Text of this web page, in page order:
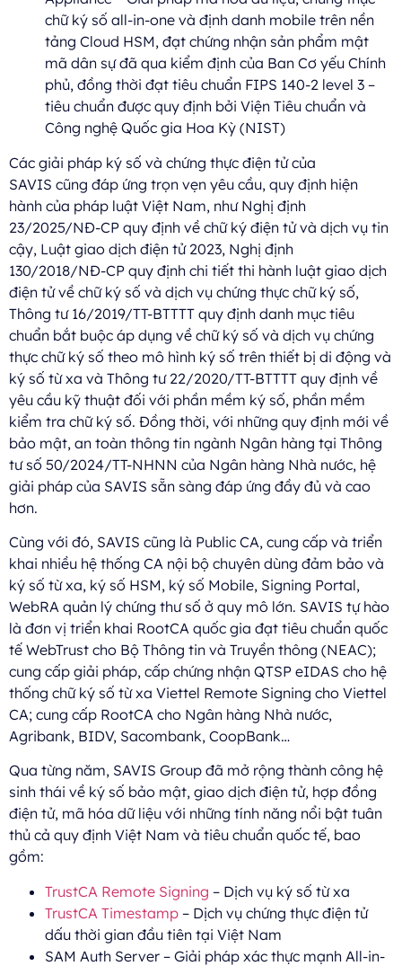
chữ ký số all-in-one và định danh mobile trên nền
tảng Cloud HSM, đạt chứng nhận sản phẩm mật
mã dân sự đã qua kiểm định của Ban Cơ yếu Chính
phủ, đồng thời đạt tiêu chuẩn FIPS 140-2 level 3 –
tiêu chuẩn được quy định bởi Viện Tiêu chuẩn và
Công nghệ Quốc gia Hoa Kỳ (NIST)
Các giải pháp ký số và chứng thực điện tử của
SAVIS cũng đáp ứng trọn vẹn yêu cầu, quy định hiện
hành của pháp luật Việt Nam, như Nghị định
23/2025/NĐ-CP quy định về chữ ký điện tử và dịch vụ tin
cậy, Luật giao dịch điện tử 2023, Nghị định
130/2018/NĐ-CP quy định chi tiết thi hành luật giao dịch
điện tử về chữ ký số và dịch vụ chứng thực chữ ký số,
Thông tư 16/2019/TT-BTTTT quy định danh mục tiêu
chuẩn bắt buộc áp dụng về chữ ký số và dịch vụ chứng
thực chữ ký số theo mô hình ký số trên thiết bị di động và
ký số từ xa và Thông tư 22/2020/TT-BTTTT quy định về
yêu cầu kỹ thuật đối với phần mềm ký số, phần mềm
kiểm tra chữ ký số. Đồng thời, với những quy định mới về
bảo mật, an toàn thông tin ngành Ngân hàng tại Thông
tư số 50/2024/TT-NHNN của Ngân hàng Nhà nước, hệ
giải pháp của SAVIS sẵn sàng đáp ứng đầy đủ và cao
hơn.
Cùng với đó, SAVIS cũng là Public CA, cung cấp và triển
khai nhiều hệ thống CA nội bộ chuyên dùng đảm bảo và
ký số từ xa, ký số HSM, ký số Mobile, Signing Portal,
WebRA quản lý chứng thư số ở quy mô lớn. SAVIS tự hào
là đơn vị triển khai RootCA quốc gia đạt tiêu chuẩn quốc
tế WebTrust cho Bộ Thông tin và Truyền thông (NEAC);
cung cấp giải pháp, cấp chứng nhận QTSP eIDAS cho hệ
thống chữ ký số từ xa Viettel Remote Signing cho Viettel
CA; cung cấp RootCA cho Ngân hàng Nhà nước,
Agribank, BIDV, Sacombank, CoopBank…
Qua từng năm, SAVIS Group đã mở rộng thành công hệ
sinh thái về ký số bảo mật, giao dịch điện tử, hợp đồng
điện tử, mã hóa dữ liệu với những tính năng nổi bật tuân
thủ cả quy định Việt Nam và tiêu chuẩn quốc tế, bao
gồm:
TrustCA Remote Signing – Dịch vụ ký số từ xa
TrustCA Timestamp – Dịch vụ chứng thực điện tử
dấu thời gian đầu tiên tại Việt Nam
SAM Auth Server – Giải pháp xác thực mạnh All-in-